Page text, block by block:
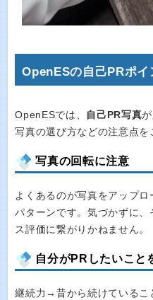
OpenESの自己PRポ
OpenESでは、 自己PR写真
写真の選び方などの注意点を
写真の回転に注意
よくあるのが写真をアップロ
パターンです。気づかずに
ス評価に繋がりかねません。
自分がPRしたいこと
継続力→昔から続けているこ